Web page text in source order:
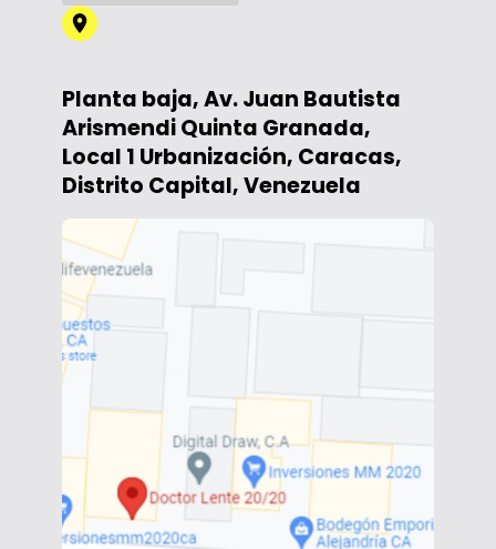
Planta baja, Av. Juan Bautista
Arismendi Quinta Granada,
Local 1 Urbanización, Caracas,
Distrito Capital, Venezuela